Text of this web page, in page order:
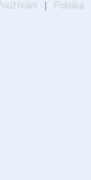
Politika